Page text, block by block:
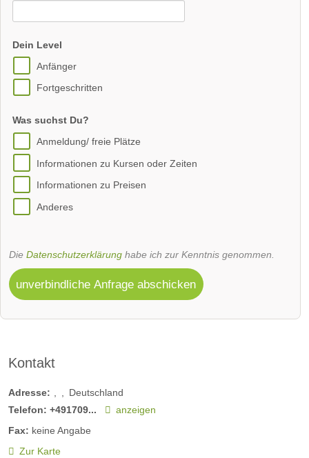
Dein Level
Anfänger
Fortgeschritten
Was suchst Du?
Anmeldung/ freie Plätze
Informationen zu Kursen oder Zeiten
Informationen zu Preisen
Anderes
Die Datenschutzerklärung habe ich zur Kenntnis genommen.
unverbindliche Anfrage abschicken
Kontakt
Adresse:
Deutschland
Telefon: +491709...
anzeigen
Fax: keine Angabe
Zur Karte